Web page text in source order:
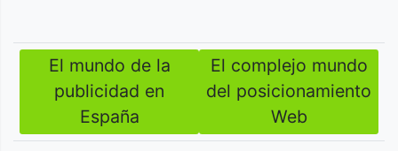
Navegación
entradas
El mundo de la
publicidad en
España
El complejo mundo
del posicionamiento
Web